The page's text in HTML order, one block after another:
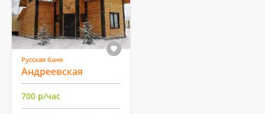
Русская баня
Андреевская
700 р/час